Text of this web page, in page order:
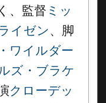
、監督 ミッ
イゼン 、脚
ワイルダー
ズ・ブラケ
クローデッ